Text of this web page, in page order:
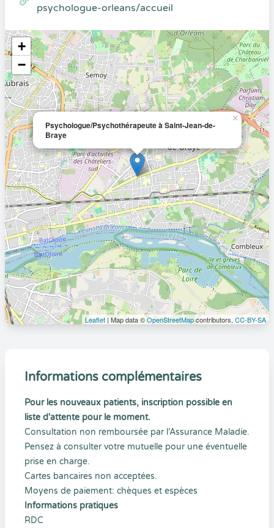
psychologue-orleans/accueil
Psychologue/Psychothérapeute à Saint-Jean-de-
Braye
×
+
−
Leaflet | Map data ©OpenStreetMapcontributors, CC-BY-SA
Informations complémentaires
Pour les nouveaux patients, inscription possible en
liste d'attente pour le moment.
Consultation non remboursée par l’Assurance Maladie.
Pensez à consulter votre mutuelle pour une éventuelle
prise en charge.
Cartes bancaires non acceptées.
Moyens de paiement: chèques et espèces
Informations pratiques
RDC